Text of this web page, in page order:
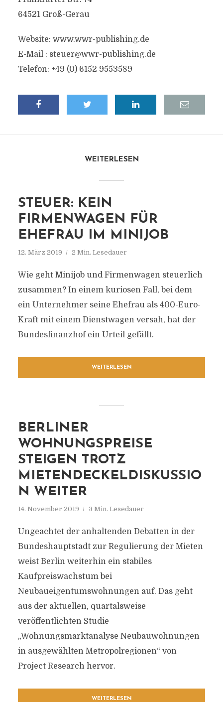
64521 Groß-Gerau
Website: www.wwr-publishing.de
E-Mail : steuer@wwr-publishing.de
Telefon: +49 (0) 6152 9553589
WEITERLESEN
STEUER: KEIN
FIRMENWAGEN FÜR
EHEFRAU IM MINIJOB
12. März 2019 2 Min. Lesedauer
Wie geht Minijob und Firmenwagen steuerlich
zusammen? In einem kuriosen Fall, bei dem
ein Unternehmer seine Ehefrau als 400-Euro-
Kraft mit einem Dienstwagen versah, hat der
Bundesfinanzhof ein Urteil gefällt.
WEITERLESEN
BERLINER
WOHNUNGSPREISE
STEIGEN TROTZ
MIETENDECKELDISKUSSIO
N WEITER
14. November 2019 3 Min. Lesedauer
Ungeachtet der anhaltenden Debatten in der
Bundeshauptstadt zur Regulierung der Mieten
weist Berlin weiterhin ein stabiles
Kaufpreiswachstum bei
Neubaueigentumswohnungen auf. Das geht
aus der aktuellen, quartalsweise
veröffentlichten Studie
„Wohnungsmarktanalyse Neubauwohnungen
in ausgewählten Metropolregionen“ von
Project Research hervor.
WEITERLESEN